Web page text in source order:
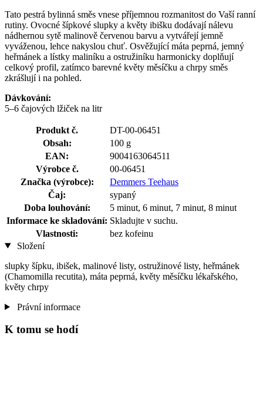
Tato pestrá bylinná směs vnese příjemnou rozmanitost do Vaší ranní
rutiny. Ovocné šípkové slupky a květy ibišku dodávají nálevu
nádhernou sytě malinově červenou barvu a vytvářejí jemně
vyváženou, lehce nakyslou chuť. Osvěžující máta peprná, jemný
heřmánek a lístky maliníku a ostružiníku harmonicky doplňují
celkový profil, zatímco barevné květy měsíčku a chrpy směs
zkrášlují i na pohled.
Dávkování:
5–6 čajových lžiček na litr
Produkt č.
DT-00-06451
Obsah:
100 g
EAN:
9004163064511
Výrobce č.
00-06451
Značka (výrobce):
Demmers Teehaus
Čaj:
sypaný
Doba louhování:
5 minut, 6 minut, 7 minut, 8 minut
Informace ke skladování: Skladujte v suchu.
Vlastnosti:
bez kofeinu
Složení
slupky šípku, ibišek, malinové listy, ostružinové listy, heřmánek
(Chamomilla recutita), máta peprná, květy měsíčku lékařského,
květy chrpy
Právní informace
K tomu se hodí